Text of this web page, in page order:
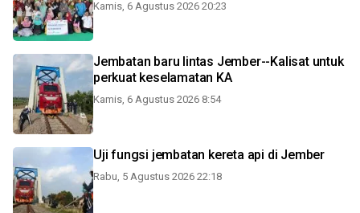
Kamis, 6 Agustus 2026 20:23
Jembatan baru lintas Jember--Kalisat untuk
perkuat keselamatan KA
Kamis, 6 Agustus 2026 8:54
Uji fungsi jembatan kereta api di Jember
Rabu, 5 Agustus 2026 22:18